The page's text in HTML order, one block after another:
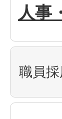
人事
職員採